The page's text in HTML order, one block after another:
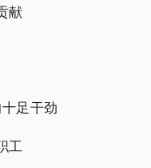
献
足干劲
工